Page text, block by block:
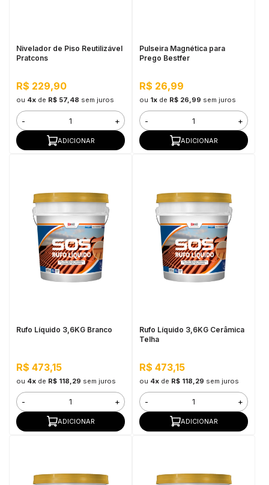
Nivelador de Piso Reutilizável
Pratcons
R$ 229,90
ou 4xde R$ 57,48 sem juros
- +
ADICIONAR
Pulseira Magnética para
Prego Bestfer
R$ 26,99
ou 1xde R$ 26,99 sem juros
- +
ADICIONAR
Rufo Líquido 3,6KG Branco
R$ 473,15
ou 4xde R$ 118,29 sem juros
- +
ADICIONAR
Rufo Líquido 3,6KG Cerâmica
Telha
R$ 473,15
ou 4xde R$ 118,29 sem juros
- +
ADICIONAR